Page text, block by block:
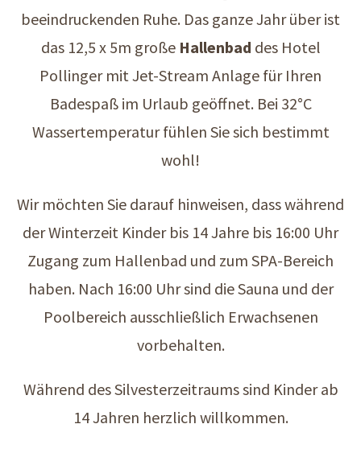
beeindruckenden Ruhe. Das ganze Jahr über ist
das 12,5 x 5m große Hallenbad des Hotel
Pollinger mit Jet-Stream Anlage für Ihren
Badespaß im Urlaub geöffnet. Bei 32°C
Wassertemperatur fühlen Sie sich bestimmt
wohl!
Wir möchten Sie darauf hinweisen, dass während
der Winterzeit Kinder bis 14 Jahre bis 16:00 Uhr
Zugang zum Hallenbad und zum SPA-Bereich
haben. Nach 16:00 Uhr sind die Sauna und der
Poolbereich ausschließlich Erwachsenen
vorbehalten.
Während des Silvesterzeitraums sind Kinder ab
14 Jahren herzlich willkommen.